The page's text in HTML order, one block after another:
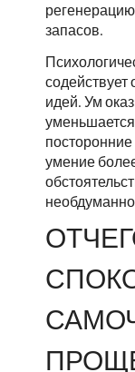
запасов.
идей. Ум
умение